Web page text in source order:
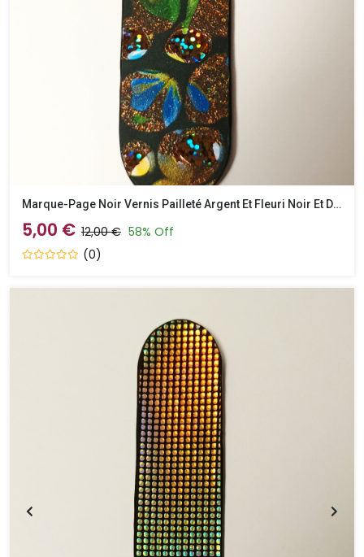
Marque-Page Noir Vernis Pailleté Argent Et Fleuri Noir Et Doré
5,00 € 12,00 € 58% Off
(0)